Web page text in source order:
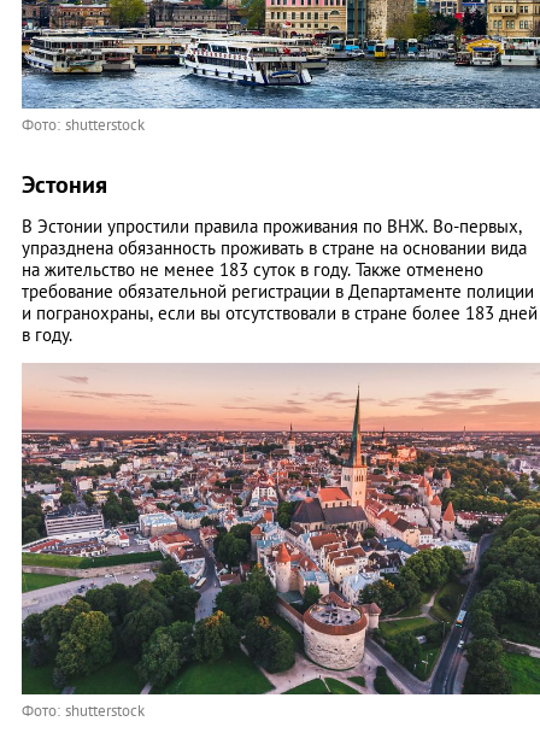
Фото: shutterstock
Эстония
В Эстонии упростили правила проживания по ВНЖ. Во-первых,
упразднена обязанность проживать в стране на основании вида
на жительство не менее 183 суток в году. Также отменено
требование обязательной регистрации в Департаменте полиции
и погранохраны, если вы отсутствовали в стране более 183 дней
в году.
Фото: shutterstock